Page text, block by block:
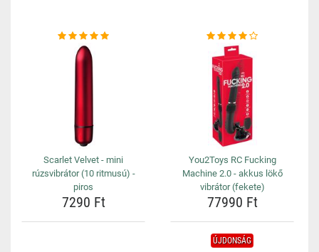
Scarlet Velvet - mini
rúzsvibrátor (10 ritmusú) -
piros
7290 Ft
You2Toys RC Fucking
Machine 2.0 - akkus lökő
vibrátor (fekete)
77990 Ft
ÚJDONSÁG